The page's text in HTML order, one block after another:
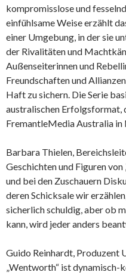
kompromisslose und
einfühlsame Weise erzählt
einer Umgebung, in der sie
der Rivalitäten und
Außenseiterinnen und
Freundschaften und
Haft zu sichern. Die Serie
australischen Erfolgsformat,
FremantleMedia Australia
Barbara Thielen,
Geschichten und Figuren
und bei den Zuschauern
deren Schicksale wir
sicherlich schuldig, aber ob
kann, wird jeder anders
Guido Reinhardt, Produzent
„Wentworth“ ist dynamisch-